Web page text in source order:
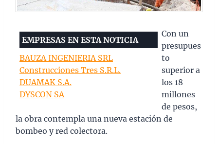
EMPRESAS EN ESTA NOTICIA
BAUZA INGENIERIA SRL
Construcciones Tres S.R.L.
DUAMAK S.A.
DYSCON SA
Con un
presupues
to
superior a
los 18
millones
de pesos,
la obra contempla una nueva estación de
bombeo y red colectora.